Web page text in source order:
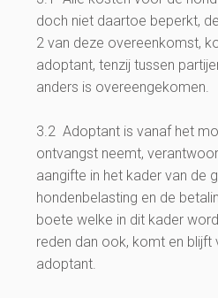
doch niet daartoe beperkt,
2 van deze overeenkomst,
adoptant, tenzij tussen
anders is overeengekomen.
3.2 Adoptant is vanaf het
ontvangst neemt,
aangifte in het kader van de
hondenbelasting en de
boete welke in dit kader
reden dan ook, komt en blijft
adoptant.